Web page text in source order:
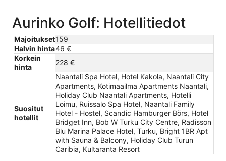
Aurinko Golf: Hotellitiedot
Majoitukset159
Halvin hinta46 €
Korkein
hinta
228 €
Suositut
hotellit
Naantali Spa Hotel, Hotel Kakola, Naantali City
Apartments, Kotimaailma Apartments Naantali,
Holiday Club Naantali Apartments, Hotelli
Loimu, Ruissalo Spa Hotel, Naantali Family
Hotel - Hostel, Scandic Hamburger Börs, Hotel
Bridget Inn, Bob W Turku City Centre, Radisson
Blu Marina Palace Hotel, Turku, Bright 1BR Apt
with Sauna & Balcony, Holiday Club Turun
Caribia, Kultaranta Resort